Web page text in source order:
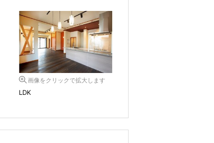
画像をクリックで拡大します
LDK